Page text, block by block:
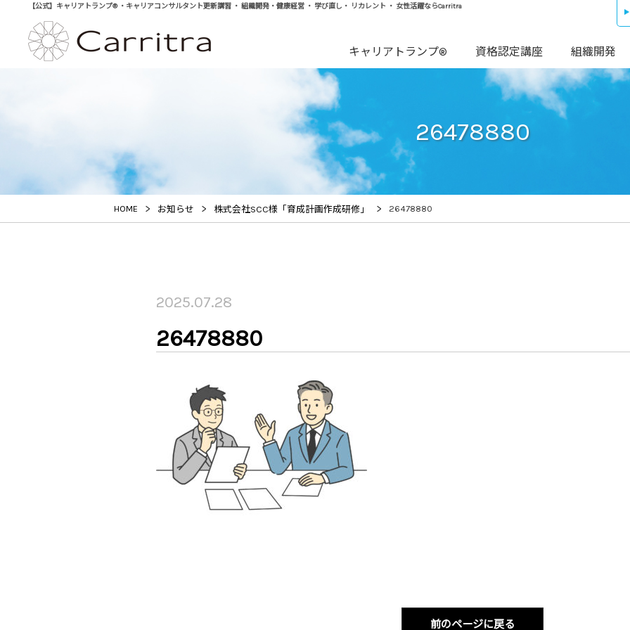
【公式】キャリアトランプ® ・キャリアコンサルタント更新講習 ・ 組織開発・健康経営 ・ 学び直し・ リカレント ・ 女性活躍ならCarritra
キャリアトランプ® 資格認定講座 組織開発
26478880
HOME > お知らせ > 株式会社SCC様「育成計画作成研修」 > 26478880
2025.07.28
26478880
前のページに戻る